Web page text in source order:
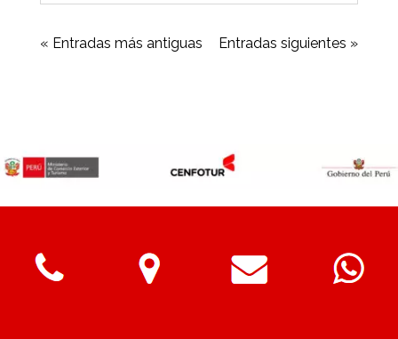
« Entradas más antiguas Entradas siguientes »